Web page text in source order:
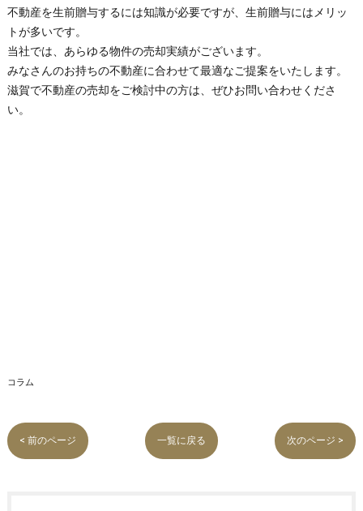
不動産を生前贈与するには知識が必要ですが、生前贈与にはメリッ
トが多いです。
当社では、あらゆる物件の売却実績がございます。
みなさんのお持ちの不動産に合わせて最適なご提案をいたします。
滋賀で不動産の売却をご検討中の方は、ぜひお問い合わせくださ
い。
コラム
< 前のページ 一覧に戻る 次のページ >